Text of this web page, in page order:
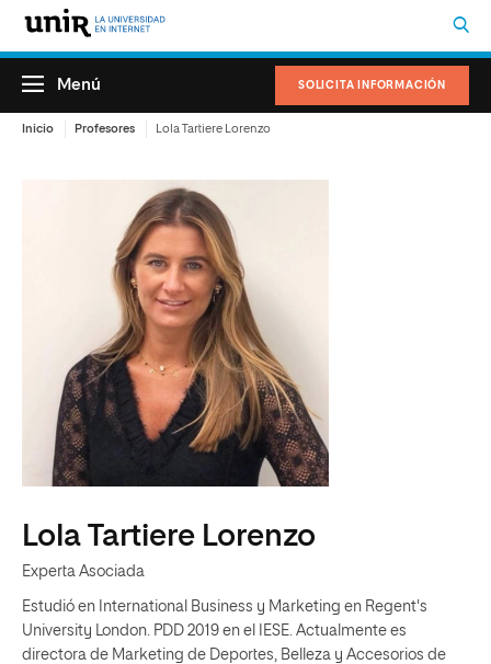
SOLICITA INFORMACIÓN
Menú
Inicio Profesores Lola Tartiere Lorenzo
Lola Tartiere Lorenzo
Experta Asociada
Estudió en International Business y Marketing en Regent's
University London. PDD 2019 en el IESE. Actualmente es
directora de Marketing de Deportes, Belleza y Accesorios de